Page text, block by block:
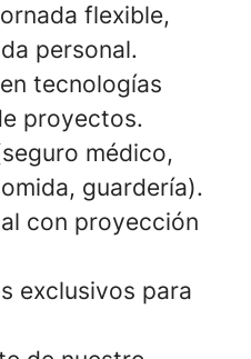
flexible,
personal.
tecnologías
proyectos.
médico,
guardería).
con proyección
exclusivos para